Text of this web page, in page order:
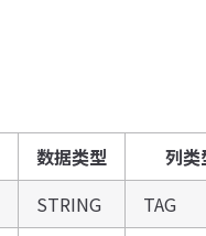
数据类型 列类
STRING TAG